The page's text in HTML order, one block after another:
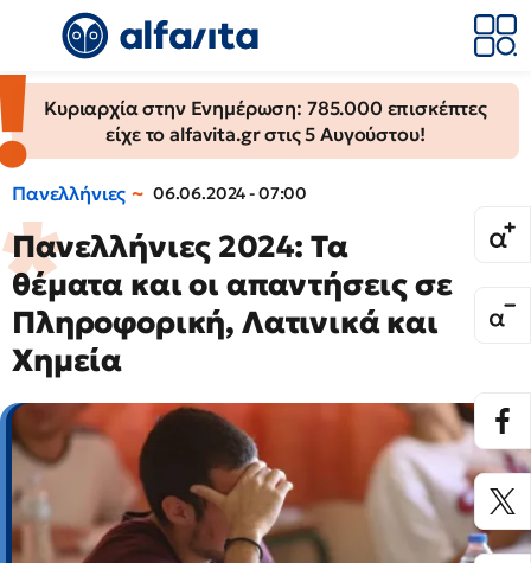
Κυριαρχία στην Ενημέρωση: 785.000 επισκέπτες
είχε το alfavita.gr στις 5 Αυγούστου!
Πανελλήνιες 06.06.2024 - 07:00
Πανελλήνιες 2024: Τα
θέματα και οι απαντήσεις σε
Πληροφορική, Λατινικά και
Χημεία